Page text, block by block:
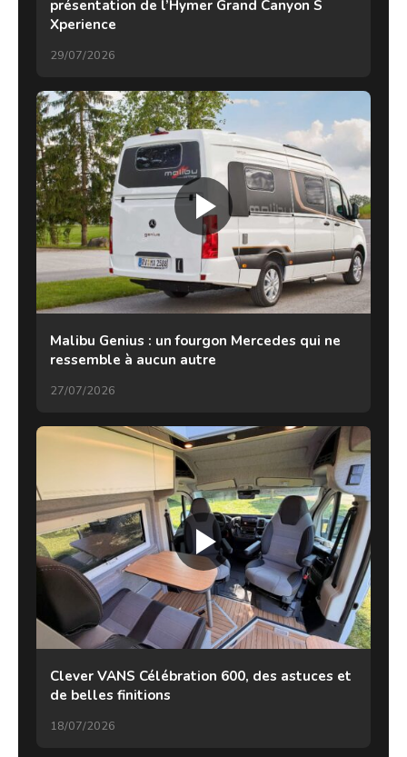
présentation de l’Hymer Grand Canyon S
Xperience
29/07/2026
Malibu Genius : un fourgon Mercedes qui ne
ressemble à aucun autre
27/07/2026
Clever VANS Célébration 600, des astuces et
de belles finitions
18/07/2026